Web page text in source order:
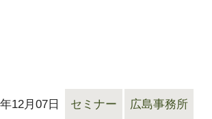
12月07日 セミナー 広島事務所